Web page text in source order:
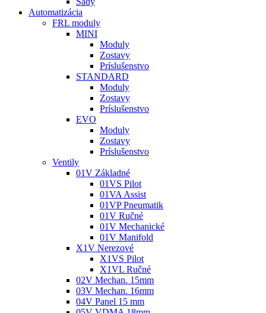
Automatizácia
FRL moduly
MINI
Moduly
Zostavy
Príslušenstvo
STANDARD
Moduly
Zostavy
Príslušenstvo
EVO
Moduly
Zostavy
Príslušenstvo
Ventily
01V Základné
01VS Pilot
01VA Assist
01VP Pneumatik
01V Ručné
01V Mechanické
01V Manifold
X1V Nerezové
X1VS Pilot
X1VL Ručné
02V Mechan. 15mm
03V Mechan. 16mm
04V Panel 15 mm